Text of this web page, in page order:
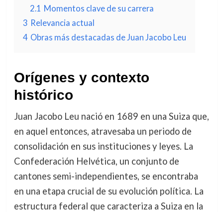
2.1 Momentos clave de su carrera
3 Relevancia actual
4 Obras más destacadas de Juan Jacobo Leu
Orígenes y contexto
histórico
Juan Jacobo Leu nació en 1689 en una Suiza que,
en aquel entonces, atravesaba un periodo de
consolidación en sus instituciones y leyes. La
Confederación Helvética, un conjunto de
cantones semi-independientes, se encontraba
en una etapa crucial de su evolución política. La
estructura federal que caracteriza a Suiza en la